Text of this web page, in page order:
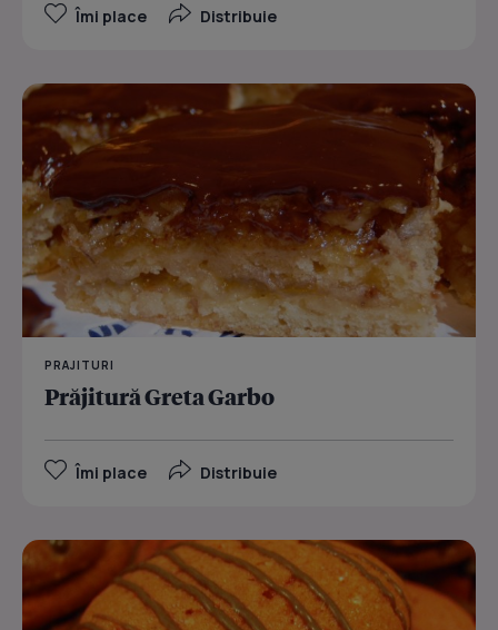
Îmi place Distribuie
PRAJITURI
Prăjitură Greta Garbo
Îmi place Distribuie